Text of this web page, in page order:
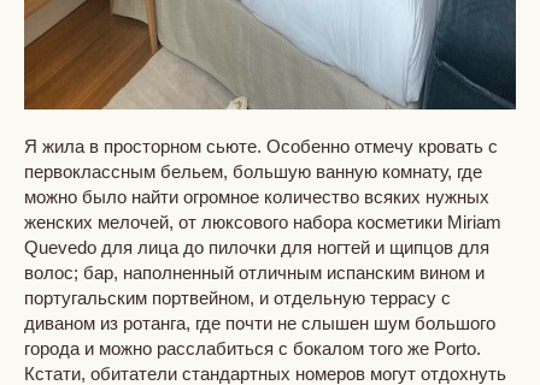
Я жила в просторном сьюте. Особенно отмечу кровать с
первоклассным бельем, большую ванную комнату, где
можно было найти огромное количество всяких нужных
женских мелочей, от люксового набора косметики Miriam
Quevedo для лица до пилочки для ногтей и щипцов для
волос; бар, наполненный отличным испанским вином и
португальским портвейном, и отдельную террасу с
диваном из ротанга, где почти не слышен шум большого
города и можно расслабиться с бокалом того же Porto.
Кстати, обитатели стандартных номеров могут отдохнуть